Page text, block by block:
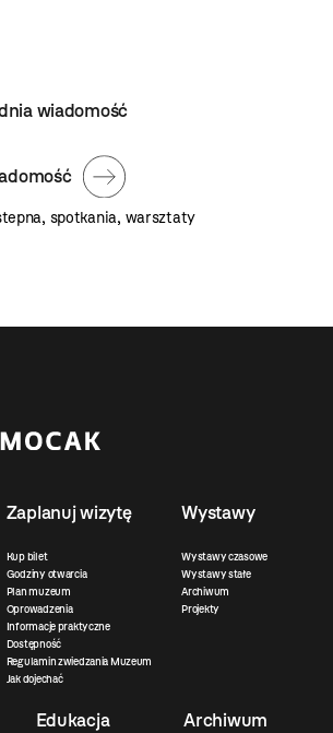
wiadomość
, spotkania, warsztaty
Zaplanuj wizytę
Kup bilet
Godziny otwarcia
Plan muzeum
Oprowadzenia
Informacje praktyczne
Dostępność
Regulamin zwiedzania Muzeum
Jak dojechać
Wystawy
Wystawy czasowe
Wystawy stałe
Archiwum
Projekty
Edukacja Archiwum